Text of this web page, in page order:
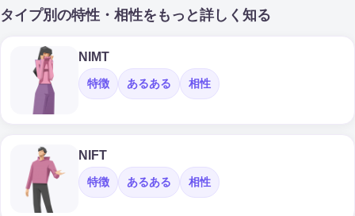
タイプ別の特性・相性をもっと詳しく知る
NIMT
特徴 あるある 相性
NIFT
特徴 あるある 相性